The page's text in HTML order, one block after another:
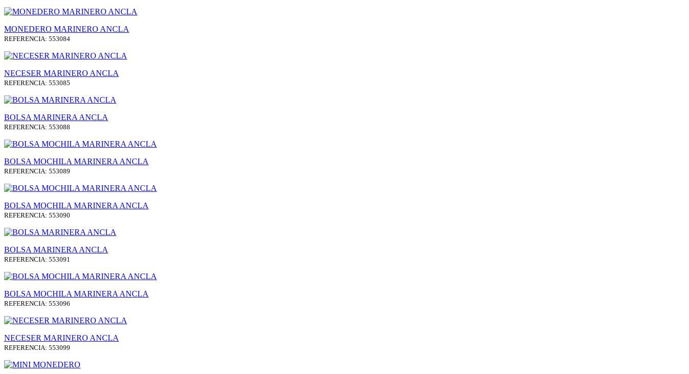
MONEDERO MARINERO ANCLA
REFERENCIA: 553084
NECESER MARINERO ANCLA
REFERENCIA: 553085
BOLSA MARINERA ANCLA
REFERENCIA: 553088
BOLSA MOCHILA MARINERA ANCLA
REFERENCIA: 553089
BOLSA MOCHILA MARINERA ANCLA
REFERENCIA: 553090
BOLSA MARINERA ANCLA
REFERENCIA: 553091
BOLSA MOCHILA MARINERA ANCLA
REFERENCIA: 553096
NECESER MARINERO ANCLA
REFERENCIA: 553099